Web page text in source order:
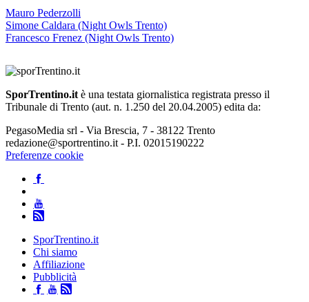
Mauro Pederzolli
Simone Caldara (Night Owls Trento)
Francesco Frenez (Night Owls Trento)
SporTrentino.it è una testata giornalistica registrata presso il
Tribunale di Trento (aut. n. 1.250 del 20.04.2005) edita da:
PegasoMedia srl - Via Brescia, 7 - 38122 Trento
redazione@sportrentino.it - P.I. 02015190222
Preferenze cookie
SporTrentino.it
Chi siamo
Affiliazione
Pubblicità